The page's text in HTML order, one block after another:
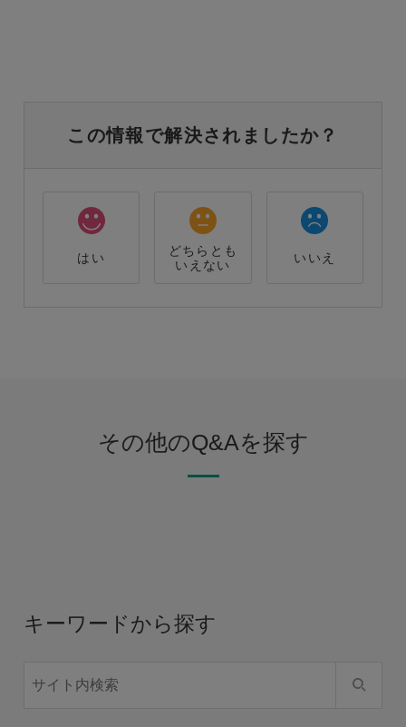
この情報で解決されましたか？
はい
どちらとも
いえない
いいえ
その他のQ&Aを探す
キーワードから探す